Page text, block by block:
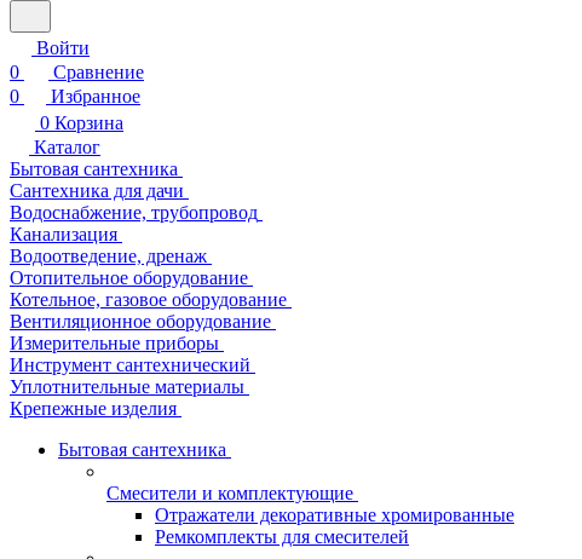
Войти
0
Сравнение
0
Избранное
0 Корзина
Каталог
Бытовая сантехника
Сантехника для дачи
Водоснабжение, трубопровод
Канализация
Водоотведение, дренаж
Отопительное оборудование
Котельное, газовое оборудование
Вентиляционное оборудование
Измерительные приборы
Инструмент сантехнический
Уплотнительные материалы
Крепежные изделия
Бытовая сантехника
Смесители и комплектующие
Отражатели декоративные хромированные
Ремкомплекты для смесителей